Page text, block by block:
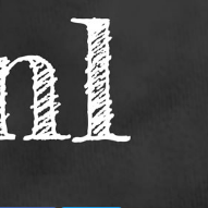
2.82
3.79
3.23